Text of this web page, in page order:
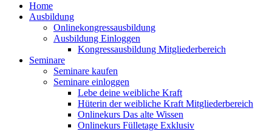
Home
Ausbildung
Onlinekongressausbildung
Ausbildung Einloggen
Kongressausbildung Mitgliederbereich
Seminare
Seminare kaufen
Seminare einloggen
Lebe deine weibliche Kraft
Hüterin der weibliche Kraft Mitgliederbereich
Onlinekurs Das alte Wissen
Onlinekurs Fülletage Exklusiv